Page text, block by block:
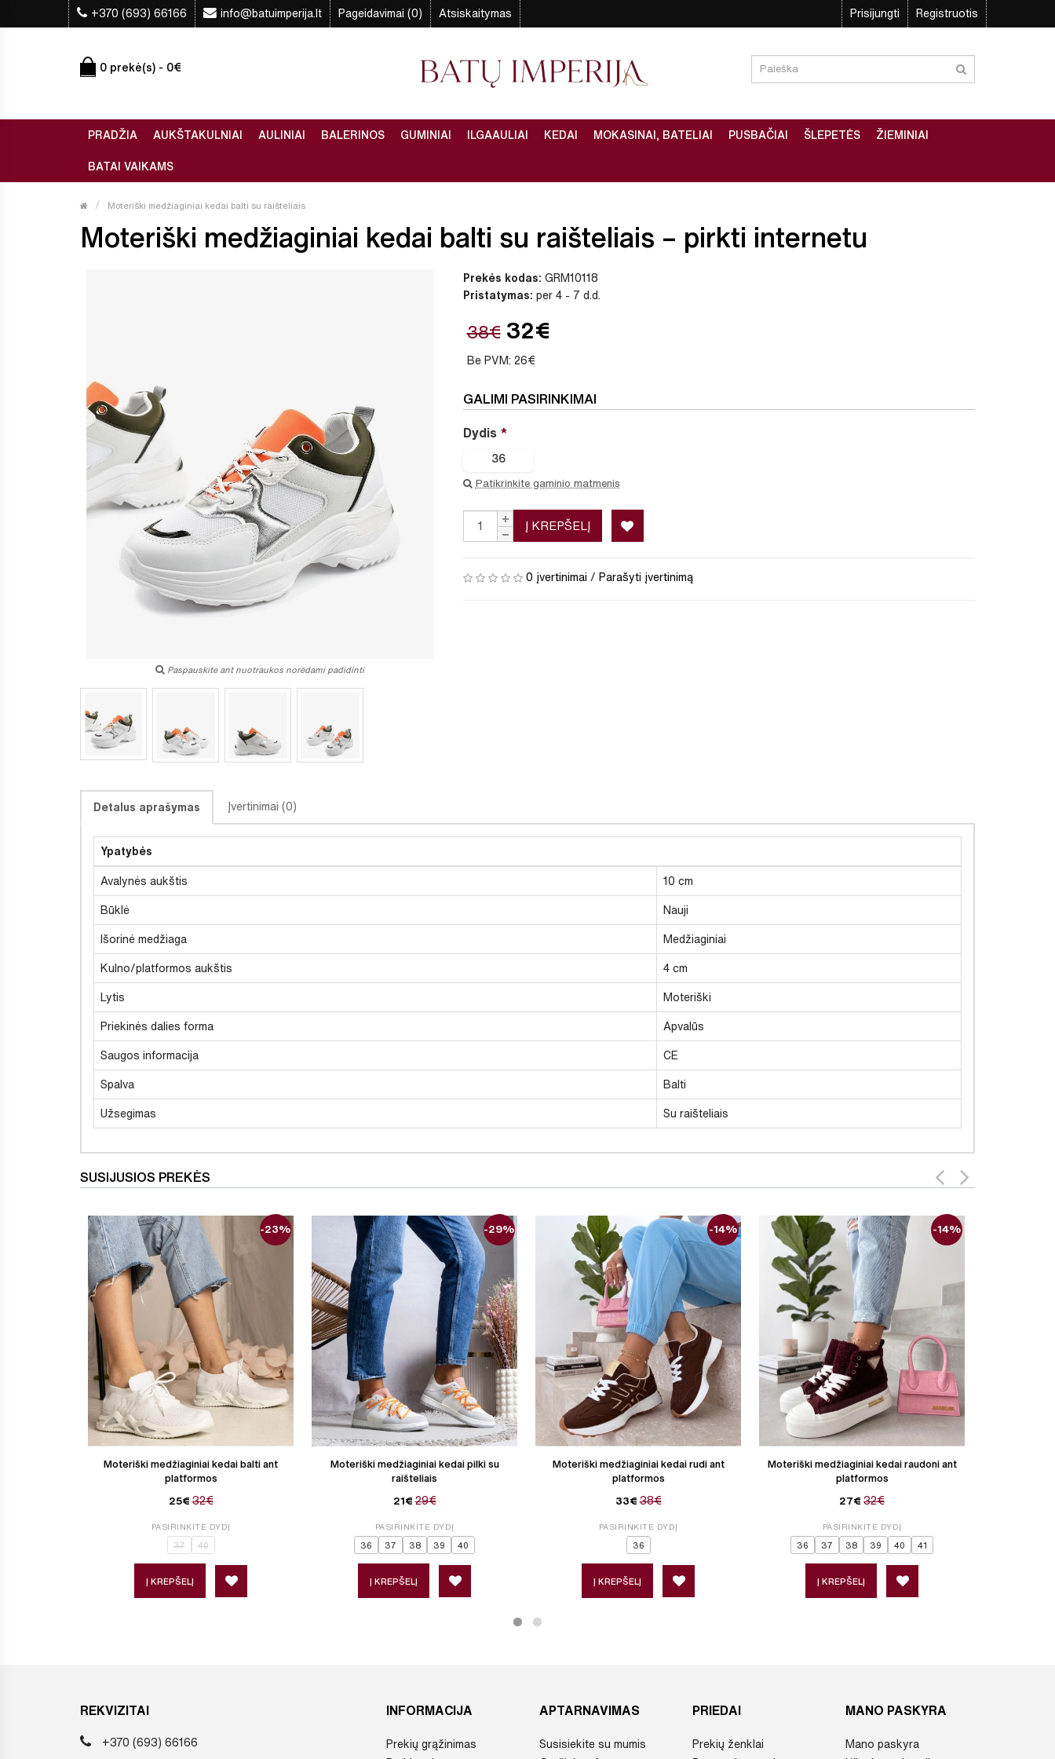
+370 (693) 66166 info@batuimperija.lt Pageidavimai (0) Atsiskaitymas Prisijungti Registruotis
0 prekė(s) - 0€
PRADŽIA AUKŠTAKULNIAI AULINIAI BALERINOS GUMINIAI ILGAAULIAI KEDAI MOKASINAI, BATELIAI PUSBAČIAI ŠLEPETĖS ŽIEMINIAI
BATAI VAIKAMS
Moteriški medžiaginiai kedai balti su raišteliais
Moteriški medžiaginiai kedai balti su raišteliais – pirkti internetu
Paspauskite ant nuotraukos norėdami padidinti
Prekės kodas: GRM10118
Pristatymas: per 4 - 7 d.d.
38€ 32€
Be PVM: 26€
GALIMI PASIRINKIMAI
Dydis
36
Patikrinkite gaminio matmenis
Į KREPŠELĮ
0 įvertinimai / Parašyti įvertinimą
Detalus aprašymas Įvertinimai (0)
Ypatybės
Avalynės aukštis 10 cm
Būklė Nauji
Išorinė medžiaga Medžiaginiai
Kulno/platformos aukštis 4 cm
Lytis Moteriški
Priekinės dalies forma Apvalūs
Saugos informacija CE
Spalva Balti
Užsegimas Su raišteliais
SUSIJUSIOS PREKĖS
Moteriški medžiaginiai kedai balti ant
platformos
25€ 32€
-23%
PASIRINKITE DYDĮ
37 40
Į KREPŠELĮ
Moteriški medžiaginiai kedai pilki su
raišteliais
21€ 29€
-29%
PASIRINKITE DYDĮ
36 37 38 39 40
Į KREPŠELĮ
Moteriški medžiaginiai kedai rudi ant
platformos
33€ 38€
-14%
PASIRINKITE DYDĮ
36
Į KREPŠELĮ
Moteriški medžiaginiai kedai raudoni ant
platformos
27€ 32€
-14%
PASIRINKITE DYDĮ
36 37 38 39 40 41
Į KREPŠELĮ
REKVIZITAI
+370 (693) 66166
INFORMACIJA
Prekių grąžinimas
APTARNAVIMAS
Susisiekite su mumis
PRIEDAI
Prekių ženklai
MANO PASKYRA
Mano paskyra